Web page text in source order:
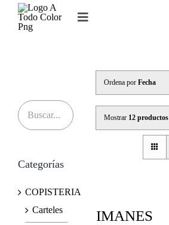
Saltar
contenido
Toggle
IMPRENTA
Contacto
Ordena por Fecha
Mostrar 12 productos
IMANES
Categorías
COPISTERIA
Carteles